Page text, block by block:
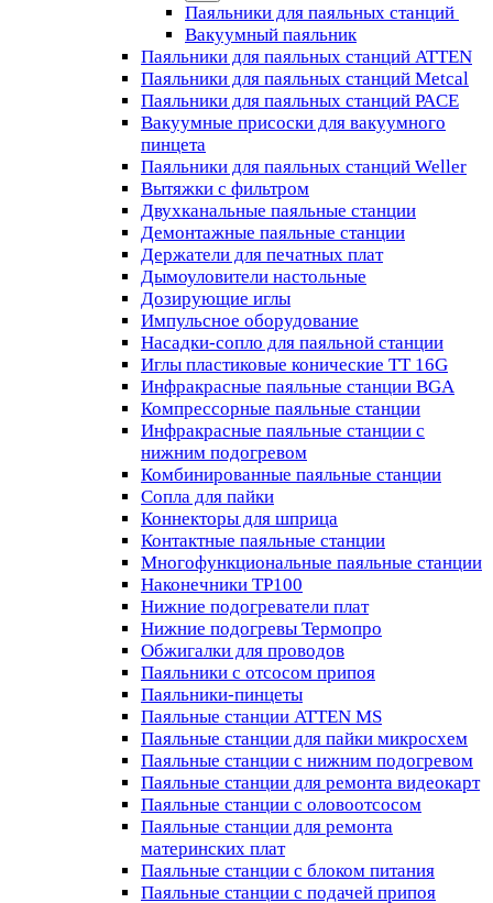
Паяльники для паяльных станций
Вакуумный паяльник
Паяльники для паяльных станций ATTEN
Паяльники для паяльных станций Metcal
Паяльники для паяльных станций PACE
Вакуумные присоски для вакуумного
пинцета
Паяльники для паяльных станций Weller
Вытяжки с фильтром
Двухканальные паяльные станции
Демонтажные паяльные станции
Держатели для печатных плат
Дымоуловители настольные
Дозирующие иглы
Импульсное оборудование
Насадки-сопло для паяльной станции
Иглы пластиковые конические TT 16G
Инфракрасные паяльные станции BGA
Компрессорные паяльные станции
Инфракрасные паяльные станции с
нижним подогревом
Комбинированные паяльные станции
Сопла для пайки
Коннекторы для шприца
Контактные паяльные станции
Многофункциональные паяльные станции
Наконечники TP100
Нижние подогреватели плат
Нижние подогревы Термопро
Обжигалки для проводов
Паяльники с отсосом припоя
Паяльники-пинцеты
Паяльные станции ATTEN MS
Паяльные станции для пайки микросхем
Паяльные станции с нижним подогревом
Паяльные станции для ремонта видеокарт
Паяльные станции с оловоотсосом
Паяльные станции для ремонта
материнских плат
Паяльные станции с блоком питания
Паяльные станции с подачей припоя